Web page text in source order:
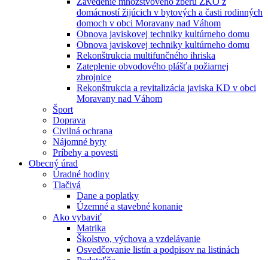
domácností žijúcich v bytových a časti rodinných
domoch v obci Moravany nad Váhom
Obnova javiskovej techniky kultúrneho domu
Obnova javiskovej techniky kultúrneho domu
Rekonštrukcia multifunčného ihriska
Zateplenie obvodového plášťa požiarnej
zbrojnice
Rekonštrukcia a revitalizácia javiska KD v obci
Moravany nad Váhom
Šport
Doprava
Civilná ochrana
Nájomné byty
Príbehy a povesti
Obecný úrad
Úradné hodiny
Tlačivá
Dane a poplatky
Územné a stavebné konanie
Ako vybaviť
Matrika
Školstvo, výchova a vzdelávanie
Osvedčovanie listín a podpisov na listinách